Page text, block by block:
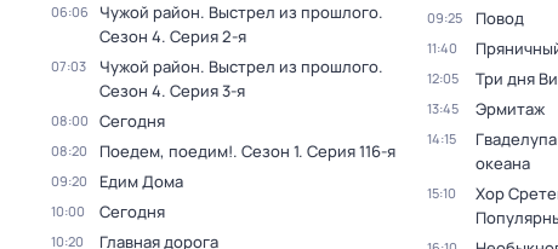
06:06 Чужой район. Выстрел из прошлого.
Сезон 4. Серия 2-я
07:03 Чужой район. Выстрел из прошлого.
Сезон 4. Серия 3-я
08:00 Сегодня
08:20 Поедем, поедим!. Сезон 1. Серия 116-я
09:20 Едим Дома
10:00 Сегодня
10:20 Главная дорога
09:25 Повод
11:40
12:05 Три дня
13:45 Эрмитаж
14:15
океана
15:10
Хор